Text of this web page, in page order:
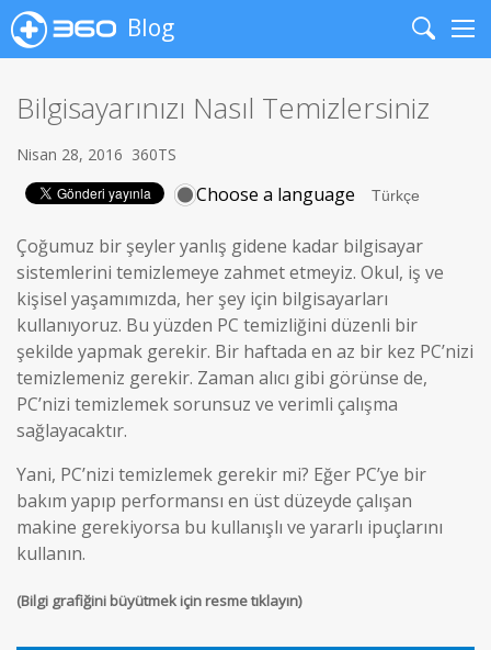
Blog
Search
Bilgisayarınızı Nasıl Temizlersiniz
Nisan 28, 2016 360TS
Choose a language
Çoğumuz bir şeyler yanlış gidene kadar bilgisayar
sistemlerini temizlemeye zahmet etmeyiz. Okul, iş ve
kişisel yaşamımızda, her şey için bilgisayarları
kullanıyoruz. Bu yüzden PC temizliğini düzenli bir
şekilde yapmak gerekir. Bir haftada en az bir kez PC’nizi
temizlemeniz gerekir. Zaman alıcı gibi görünse de,
PC’nizi temizlemek sorunsuz ve verimli çalışma
sağlayacaktır.
Yani, PC’nizi temizlemek gerekir mi? Eğer PC’ye bir
bakım yapıp performansı en üst düzeyde çalışan
makine gerekiyorsa bu kullanışlı ve yararlı ipuçlarını
kullanın.
(Bilgi grafiğini büyütmek için resme tıklayın)